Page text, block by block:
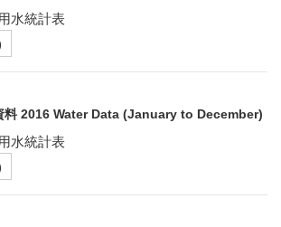
水統計表
料 2016 Water Data (January to December)
水統計表